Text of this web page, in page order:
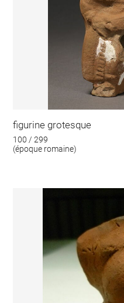
figurine grotesque
100 / 299
(époque romaine)